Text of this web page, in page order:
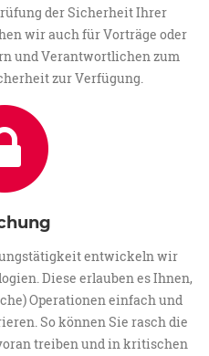
der Sicherheit Ihrer
wir auch für Vorträge oder
und Verantwortlichen zum
zur Verfügung.
entwickeln wir
Diese erlauben es Ihnen,
Operationen einfach und
So können Sie rasch die
treiben und in kritischen